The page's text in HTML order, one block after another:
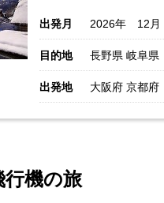
出発月 2026年 12月
目的地 長野県 岐阜県
出発地 大阪府 京都府
機の旅